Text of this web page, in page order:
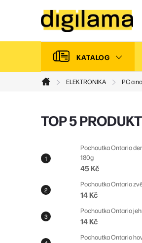
KATALOG
Domů
ELEKTRONIKA PC a
P
s
t
r
a
n
TOP 5
Pochoutka Ontario
180g
45 Kč
Pochoutka Ontario
14 Kč
Pochoutka Ontario
14 Kč
Pochoutka Ontario